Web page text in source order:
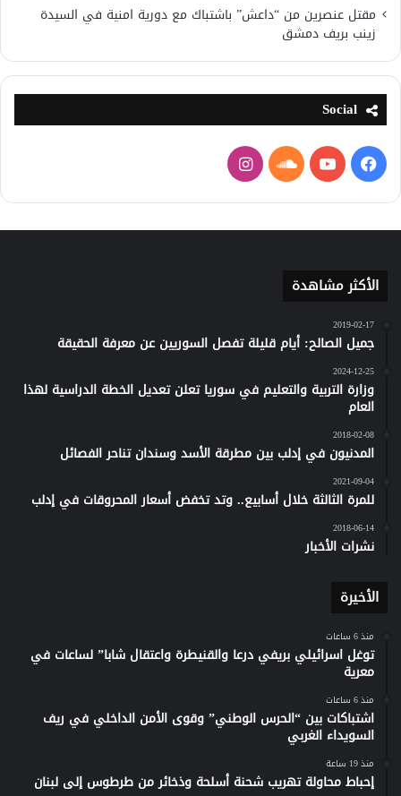
مقتل عنصرين من “داعش” باشتباك مع دورية امنية في السيدة
زينب بريف دمشق
Social
فيسبوكيوتيوبساوند
كلاود
انستقرام
الأكثر مشاهدة
2019-02-17
جميل الصالح: أيام قليلة تفصل السوريين عن معرفة الحقيقة
2024-12-25
وزارة التربية والتعليم في سوريا تعلن تعديل الخطة الدراسية لهذا
العام
2018-02-08
المدنيون في إدلب بين مطرقة الأسد وسندان تناحر الفصائل
2021-09-04
للمرة الثالثة خلال أسابيع.. وتد تخفض أسعار المحروقات في إدلب
2018-06-14
نشرات الأخبار
الأخيرة
منذ 6 ساعات
توغل اسرائيلي بريفي درعا والقنيطرة واعتقال شابا” لساعات في
معرية
منذ 6 ساعات
اشتباكات بين “الحرس الوطني” وقوى الأمن الداخلي في ريف
السويداء الغربي
منذ 19 ساعة
إحباط محاولة تهريب شحنة أسلحة وذخائر من طرطوس إلى لبنان